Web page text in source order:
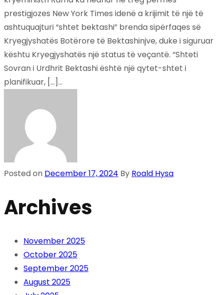
prestigjozes New York Times idenë a krijimit të një të
ashtuquajturi “shtet bektashi” brenda sipërfaqes së
Kryegjyshatës Botërore të Bektashinjve, duke i siguruar
kështu Kryegjyshatës një status të veçantë. “Shteti
Sovran i Urdhrit Bektashi është një qytet-shtet i
planifikuar, […]...
Posted on December 17, 2024 By Roald Hysa
Archives
November 2025
October 2025
September 2025
August 2025